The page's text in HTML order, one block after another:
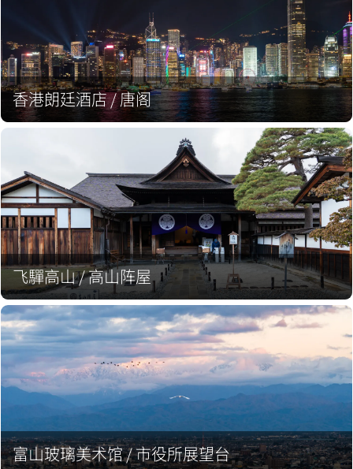
香港朗廷酒店 / 唐阁
飞驒高山 / 高山阵屋
富山玻璃美术馆 / 市役所展望台